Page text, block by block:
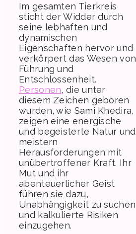
Im gesamten Tierkreis
sticht der Widder durch
seine lebhaften und
dynamischen
Eigenschaften hervor und
verkörpert das Wesen von
Führung und
Entschlossenheit.
Personen, die unter
diesem Zeichen geboren
wurden, wie Sami Khedira,
zeigen eine energische
und begeisterte Natur und
meistern
Herausforderungen mit
unübertroffener Kraft. Ihr
Mut und ihr
abenteuerlicher Geist
führen sie dazu,
Unabhängigkeit zu suchen
und kalkulierte Risiken
einzugehen.